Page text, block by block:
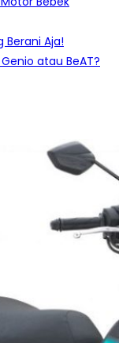
Berani Aja!
atau BeAT?